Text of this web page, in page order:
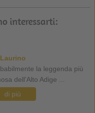
interessarti:
la leggenda più
dell'Alto Adige ...
di più